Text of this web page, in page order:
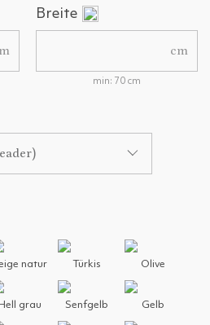
Breite
cm
min: 70 cm
natur Türkis Olive
Hell grau Senfgelb Gelb